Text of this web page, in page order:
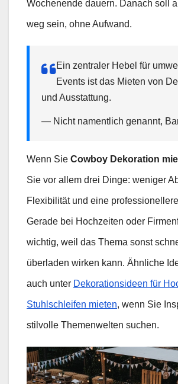
Wochenende dauern. Danach soll
weg sein, ohne Aufwand.
Ein zentraler Hebel für
Events ist das Mieten von
und Ausstattung.
— Nicht namentlich genannt,
Wenn Sie Cowboy Dekoration
Sie vor allem drei Dinge: weniger
Flexibilität und eine
Gerade bei Hochzeiten oder
wichtig, weil das Thema sonst
überladen wirken kann. Ähnliche
auch unter Dekorationsideen für
Stuhlschleifen mieten, wenn Sie
stilvolle Themenwelten suchen.